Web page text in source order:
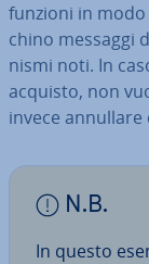
funzioni in
chi­no messaggi
ni­smi noti. In
acquisto, non
invece annullare
N.B.
In questo